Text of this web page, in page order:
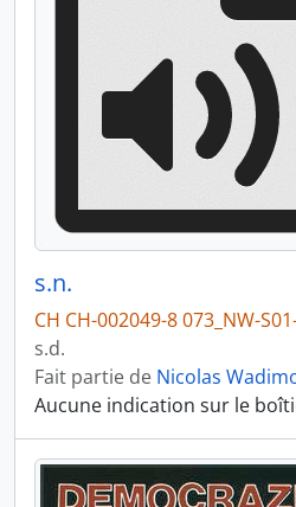
s.n.
CH CH-002049-8 073_NW-
s.d.
Fait partie de Nicolas
Aucune indication sur le